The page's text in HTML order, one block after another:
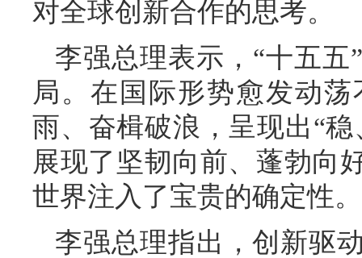
对全球创新合作的思考。
李强总理表示，“十五
局。在国际形势愈发动
雨、奋楫破浪，呈现出“
展现了坚韧向前、蓬勃向
世界注入了宝贵的确定性。
李强总理指出，创新驱